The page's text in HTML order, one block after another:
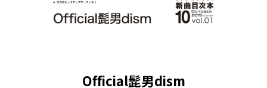
Official髭男dism